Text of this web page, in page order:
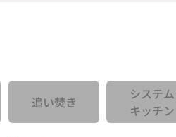
追い焚き
システム
キッチン